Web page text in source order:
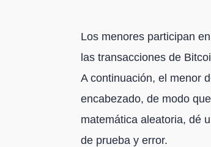
Los menores participan
las transacciones de
A continuación, el menor
encabezado, de modo
matemática aleatoria, dé
de prueba y error.